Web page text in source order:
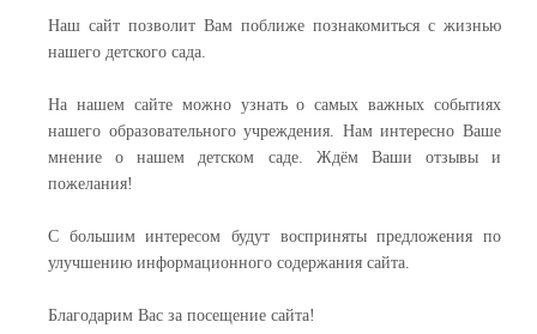
Наш сайт позволит Вам поближе познакомиться с жизнью
нашего детского сада.
На нашем сайте можно узнать о самых важных событиях
нашего образовательного учреждения. Нам интересно Ваше
мнение о нашем детском саде. Ждём Ваши отзывы и
пожелания!
С большим интересом будут восприняты предложения по
улучшению информационного содержания сайта.
Благодарим Вас за посещение сайта!